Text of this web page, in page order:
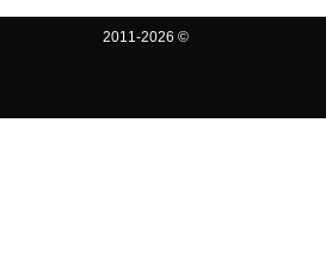
2011-2026 ©